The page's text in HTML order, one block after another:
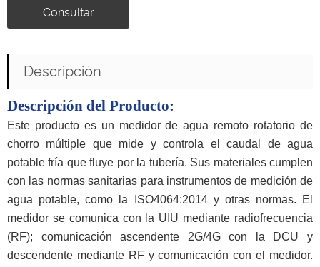
Consultar
Descripción
Descripción del Producto:
Este producto es un medidor de agua remoto rotatorio de
chorro múltiple que mide y controla el caudal de agua
potable fría que fluye por la tubería. Sus materiales cumplen
con las normas sanitarias para instrumentos de medición de
agua potable, como la ISO4064:2014 y otras normas. El
medidor se comunica con la UIU mediante radiofrecuencia
(RF); comunicación ascendente 2G/4G con la DCU y
descendente mediante RF y comunicación con el medidor.